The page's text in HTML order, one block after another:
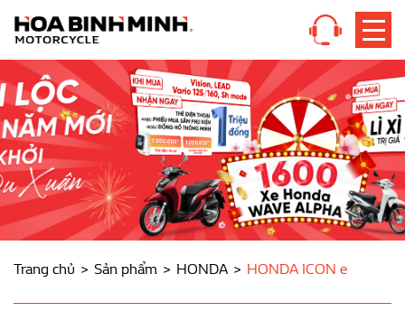
Trang chủ Sản phẩm HONDA HONDA ICON e